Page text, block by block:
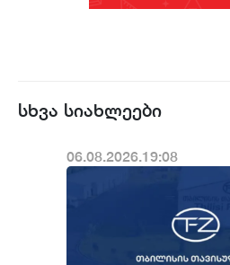
სხვა სიახლეები
06.08.2026.19:08